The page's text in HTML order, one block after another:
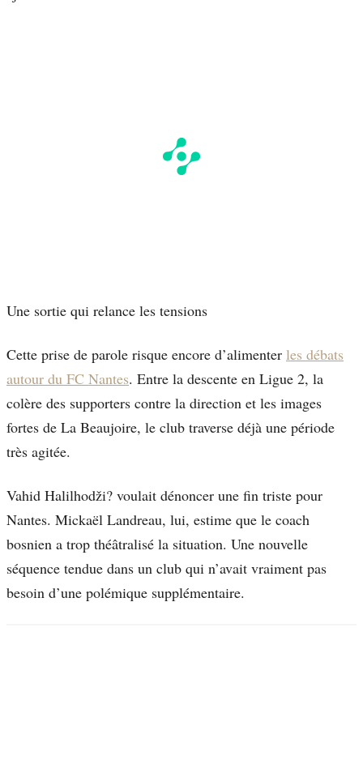
Une sortie qui relance les tensions
Cette prise de parole risque encore d’alimenter les débats
autour du FC Nantes. Entre la descente en Ligue 2, la
colère des supporters contre la direction et les images
fortes de La Beaujoire, le club traverse déjà une période
très agitée.
Vahid Halilhodži? voulait dénoncer une fin triste pour
Nantes. Mickaël Landreau, lui, estime que le coach
bosnien a trop théâtralisé la situation. Une nouvelle
séquence tendue dans un club qui n’avait vraiment pas
besoin d’une polémique supplémentaire.